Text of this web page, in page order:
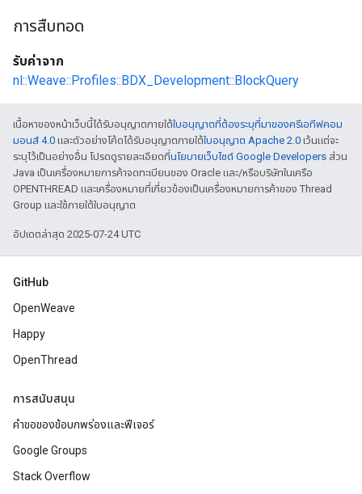
การสืบทอด
รับค่าจาก
nl::Weave::Profiles::BDX_Development::BlockQuery
เนื้อหาของหน้าเว็บนี้ได้รับอนุญาตภายใต้ใบอนุญาตที่ต้องระบุที่มาของครีเอทีฟคอม
มอนส์ 4.0 และตัวอย่างโค้ดได้รับอนุญาตภายใต้ใบอนุญาต Apache 2.0 เว้นแต่จะ
ระบุไว้เป็นอย่างอื่น โปรดดูรายละเอียดที่นโยบายเว็บไซต์ Google Developers ส่วน
Java เป็นเครื่องหมายการค้าจดทะเบียนของ Oracle และ/หรือบริษัทในเครือ
OPENTHREAD และเครื่องหมายที่เกี่ยวข้องเป็นเครื่องหมายการค้าของ Thread
Group และใช้ภายใต้ใบอนุญาต
อัปเดตล่าสุด 2025-07-24 UTC
GitHub
OpenWeave
Happy
OpenThread
การสนับสนุน
คำขอของข้อบกพร่องและฟีเจอร์
Google Groups
Stack Overflow